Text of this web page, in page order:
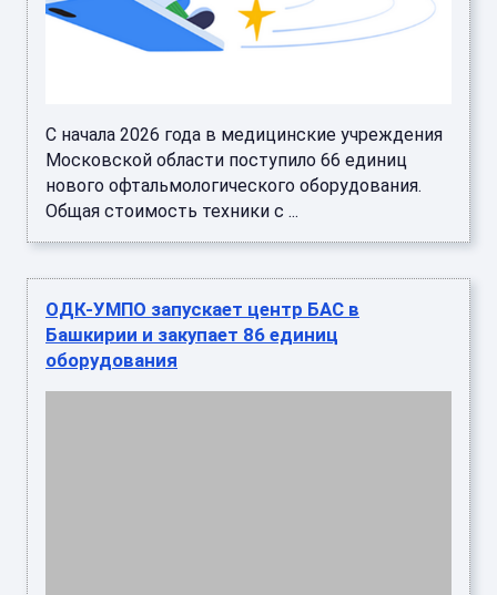
С начала 2026 года в медицинские учреждения
Московской области поступило 66 единиц
нового офтальмологического оборудования.
Общая стоимость техники с ...
ОДК-УМПО запускает центр БАС в
Башкирии и закупает 86 единиц
оборудования